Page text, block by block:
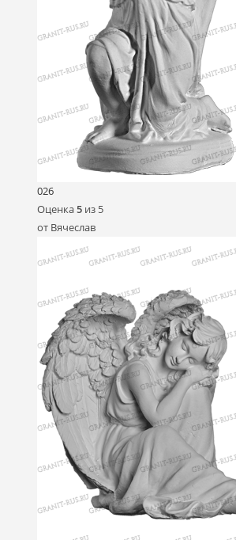
026
Оценка5 из 5
от Вячеслав